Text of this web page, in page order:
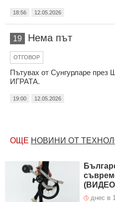
18:56 12.05.2026
19 Нема път
ОТГОВОР
Пътувах от Сунгурларе
ИГРАТА.
19:00 12.05.2026
ОЩЕ НОВИНИ ОТ
днес в